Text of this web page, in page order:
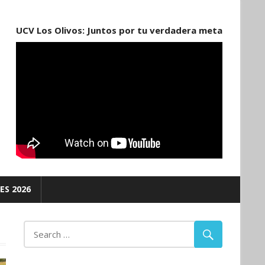
UCV Los Olivos: Juntos por tu verdadera meta
2026